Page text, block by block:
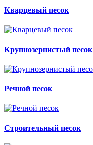
Кварцевый песок
Крупнозернистый песок
Речной песок
Строительный песок